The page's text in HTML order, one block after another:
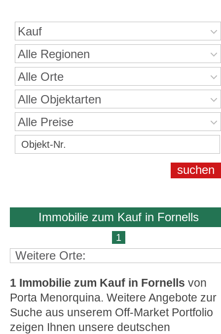
Kauf
Alle Regionen
Alle Orte
Alle Objektarten
Alle Preise
Immobilie zum Kauf in Fornells
1
Weitere Orte:
1 Immobilie zum Kauf in Fornells von
Porta Menorquina. Weitere Angebote zur
Suche aus unserem Off-Market Portfolio
zeigen Ihnen unsere deutschen